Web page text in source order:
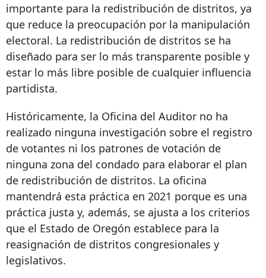
importante para la redistribución de distritos, ya
que reduce la preocupación por la manipulación
electoral. La redistribución de distritos se ha
diseñado para ser lo más transparente posible y
estar lo más libre posible de cualquier influencia
partidista.
Históricamente, la Oficina del Auditor no ha
realizado ninguna investigación sobre el registro
de votantes ni los patrones de votación de
ninguna zona del condado para elaborar el plan
de redistribución de distritos. La oficina
mantendrá esta práctica en 2021 porque es una
práctica justa y, además, se ajusta a los criterios
que el Estado de Oregón establece para la
reasignación de distritos congresionales y
legislativos.